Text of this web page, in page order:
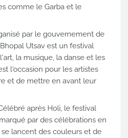
comme le Garba et le
par le gouvernement de
Utsav est un festival
la musique, la danse et les
l'occasion pour les artistes
et de mettre en avant leur
après Holi, le festival
par des célébrations en
lancent des couleurs et de